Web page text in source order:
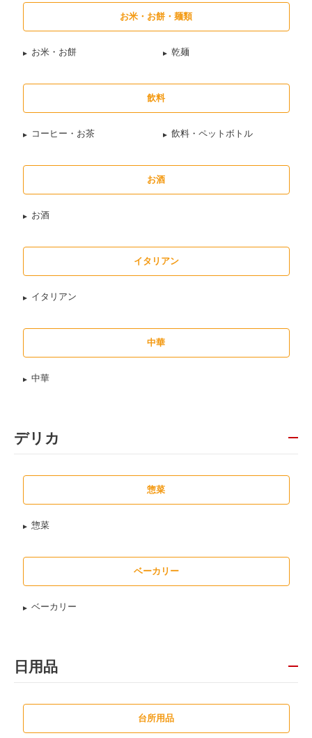
お米・お餅・麺類
お米・お餅 乾麺
飲料
コーヒー・お茶 飲料・ペットボトル
お酒
お酒
イタリアン
イタリアン
中華
中華
デリカ
惣菜
惣菜
ベーカリー
ベーカリー
日用品
台所用品